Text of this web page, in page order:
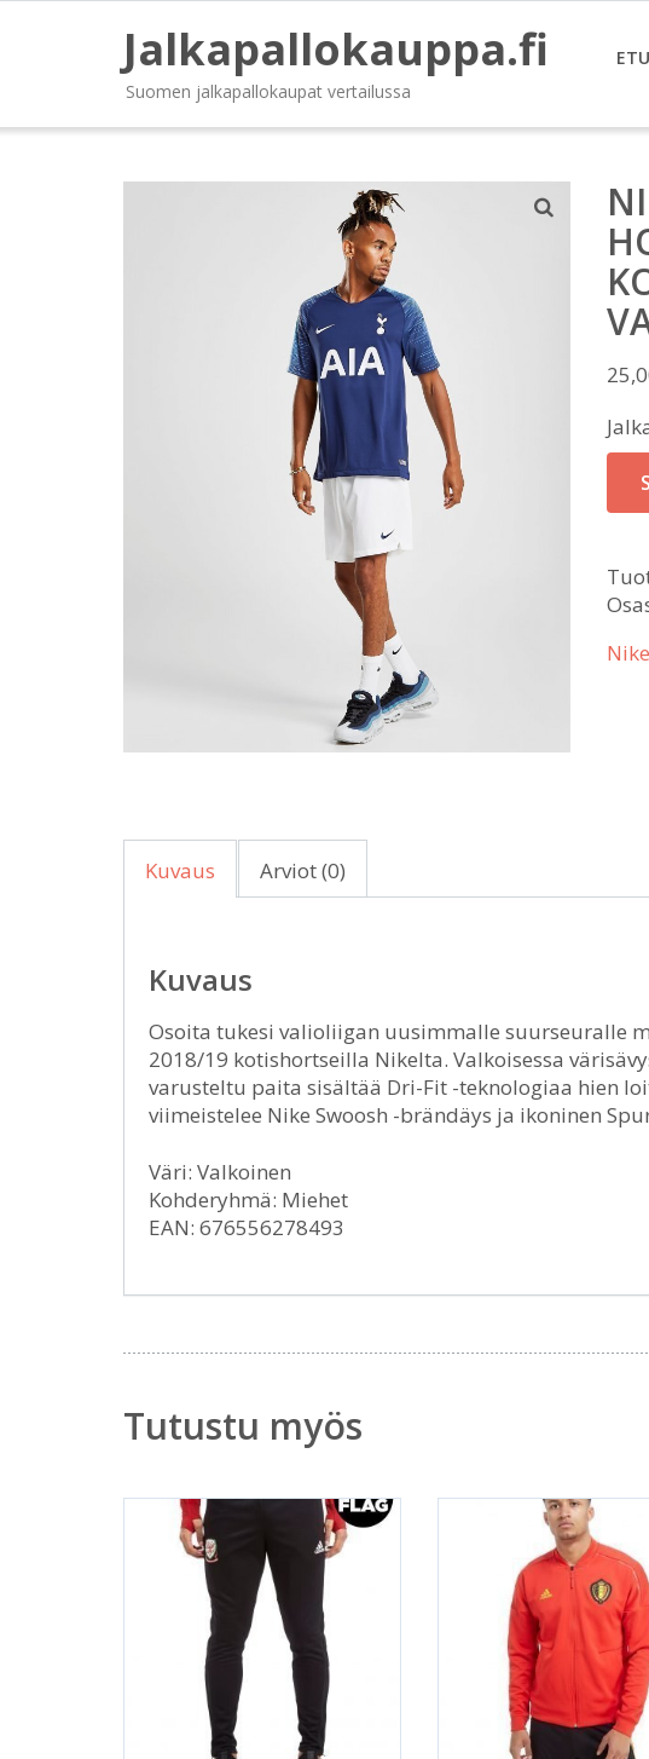
Jalkapallokauppa.fi
Suomen jalkapallokaupat vertailussa
Nike
Kuvaus Arviot (0)
Kuvaus
Osoita tukesi valioliigan uusimmalle suurseuralle
2018/19 kotishortseilla Nikelta. Valkoisessa
varusteltu paita sisältää Dri-Fit -teknologiaa hien
viimeistelee Nike Swoosh -brändäys ja ikoninen
Väri: Valkoinen
Kohderyhmä: Miehet
EAN: 676556278493
Tutustu myös